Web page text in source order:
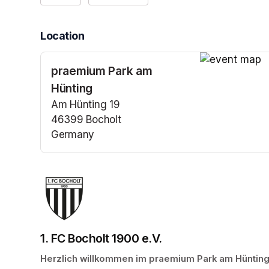
Location
praemium Park am
Hünting
Am Hünting 19
46399 Bocholt
Germany
(opens in a new tab)
1. FC Bocholt 1900 e.V.
Herzlich willkommen im praemium Park am